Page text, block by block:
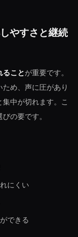
やすさと継続
ることが重要です。
め、声に圧があり
中が切れます。こ
の要です。
にくい
できる